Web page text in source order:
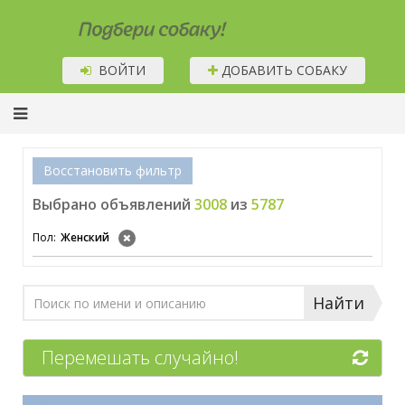
Подбери собаку!
ВОЙТИ ДОБАВИТЬ СОБАКУ
Восстановить фильтр
Выбрано объявлений 3008 из 5787
Пол: Женский
Найти
Перемешать случайно!